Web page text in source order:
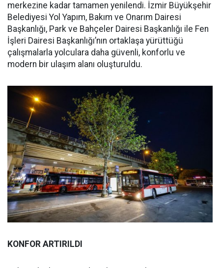
merkezine kadar tamamen yenilendi. İzmir Büyükşehir
Belediyesi Yol Yapım, Bakım ve Onarım Dairesi
Başkanlığı, Park ve Bahçeler Dairesi Başkanlığı ile Fen
İşleri Dairesi Başkanlığı’nın ortaklaşa yürüttüğü
çalışmalarla yolculara daha güvenli, konforlu ve
modern bir ulaşım alanı oluşturuldu.
KONFOR ARTIRILDI